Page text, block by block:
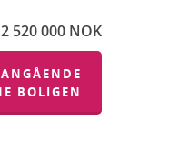
2 520 000 NOK
BOLIGEN